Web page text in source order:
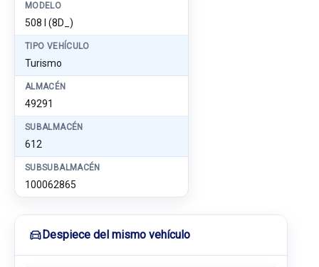
MODELO
508 I (8D_)
TIPO VEHÍCULO
Turismo
ALMACÉN
49291
SUBALMACÉN
612
SUBSUBALMACÉN
100062865
Despiece del mismo vehículo